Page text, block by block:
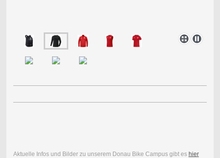
Aktuelle Infos und Bilder zu unserem Donau Bike Campus gibt es hier